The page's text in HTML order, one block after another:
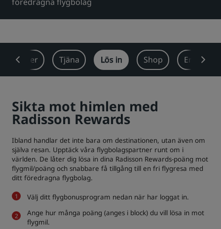
Prize by Radisson Country Inn & Suites
Närstående företag i Kina
J. Jin Jiang
Kunlun Golden Tulip
Besök vår blogg
Tjäna Lös in Shop
Sikta mot himlen med
Radisson Rewards
Ibland handlar det inte bara om destinationen, utan även om
själva resan. Upptäck våra flygbolagspartner runt om i
världen. De låter dig lösa in dina Radisson Rewards-poäng mot
flygmil/poäng och snabbare få tillgång till en fri flygresa med
ditt föredragna flygbolag.
Välj ditt flygbonusprogram nedan när har loggat in.
Ange hur många poäng (anges i block) du vill lösa in mot
flygmil.